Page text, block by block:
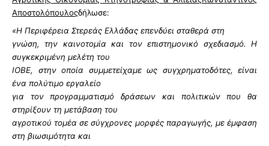
Αποστολόπουλοςδήλωσε:
«Η Περιφέρεια Στερεάς Ελλάδας επενδύει σταθερά στη
γνώση, την καινοτομία και τον επιστημονικό σχεδιασμό. Η
συγκεκριμένη μελέτη του
ΙΟΒΕ, στην οποία συμμετείχαμε ως συγχρηματοδότες, είναι
ένα πολύτιμο εργαλείο
για τον προγραμματισμό δράσεων και πολιτικών που θα
στηρίξουν τη μετάβαση του
αγροτικού τομέα σε σύγχρονες μορφές παραγωγής, με έμφαση
στη βιωσιμότητα και